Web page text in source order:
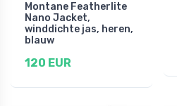
Montane Featherlite
Nano Jacket,
winddichte jas, heren,
blauw
120 EUR